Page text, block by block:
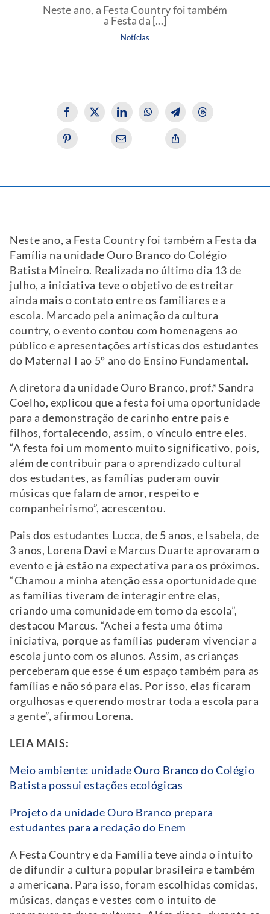
Neste ano, a Festa Country foi também
a Festa da [...]
Notícias
Neste ano, a Festa Country foi também a Festa da
Família na unidade Ouro Branco do Colégio
Batista Mineiro. Realizada no último dia 13 de
julho, a iniciativa teve o objetivo de estreitar
ainda mais o contato entre os familiares e a
escola. Marcado pela animação da cultura
country, o evento contou com homenagens ao
público e apresentações artísticas dos estudantes
do Maternal I ao 5º ano do Ensino Fundamental.
A diretora da unidade Ouro Branco, prof.ª Sandra
Coelho, explicou que a festa foi uma oportunidade
para a demonstração de carinho entre pais e
filhos, fortalecendo, assim, o vínculo entre eles.
“A festa foi um momento muito significativo, pois,
além de contribuir para o aprendizado cultural
dos estudantes, as famílias puderam ouvir
músicas que falam de amor, respeito e
companheirismo”, acrescentou.
Pais dos estudantes Lucca, de 5 anos, e Isabela, de
3 anos, Lorena Davi e Marcus Duarte aprovaram o
evento e já estão na expectativa para os próximos.
“Chamou a minha atenção essa oportunidade que
as famílias tiveram de interagir entre elas,
criando uma comunidade em torno da escola”,
destacou Marcus. “Achei a festa uma ótima
iniciativa, porque as famílias puderam vivenciar a
escola junto com os alunos. Assim, as crianças
perceberam que esse é um espaço também para as
famílias e não só para elas. Por isso, elas ficaram
orgulhosas e querendo mostrar toda a escola para
a gente”, afirmou Lorena.
LEIA MAIS:
Meio ambiente: unidade Ouro Branco do Colégio
Batista possui estações ecológicas
Projeto da unidade Ouro Branco prepara
estudantes para a redação do Enem
A Festa Country e da Família teve ainda o intuito
de difundir a cultura popular brasileira e também
a americana. Para isso, foram escolhidas comidas,
músicas, danças e vestes com o intuito de